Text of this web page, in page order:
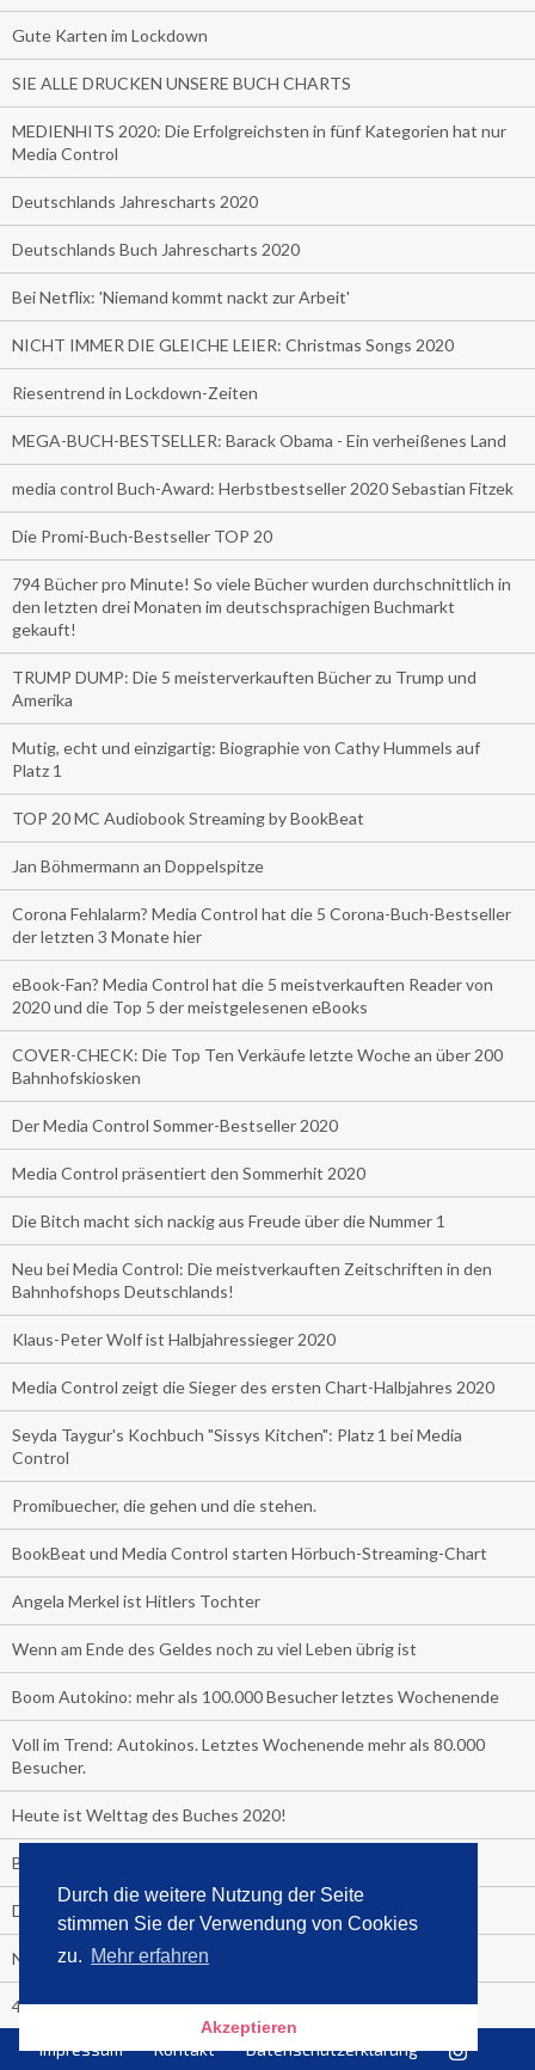
Durch die weitere Nutzung der Seite
stimmen Sie der Verwendung von Cookies
zu. Mehr erfahren
Akzeptieren
Gute Karten im Lockdown
SIE ALLE DRUCKEN UNSERE BUCH CHARTS
MEDIENHITS 2020: Die Erfolgreichsten in fünf Kategorien hat nur
Media Control
Deutschlands Jahrescharts 2020
Deutschlands Buch Jahrescharts 2020
Bei Netflix: 'Niemand kommt nackt zur Arbeit'
NICHT IMMER DIE GLEICHE LEIER: Christmas Songs 2020
Riesentrend in Lockdown-Zeiten
MEGA-BUCH-BESTSELLER: Barack Obama - Ein verheißenes Land
media control Buch-Award: Herbstbestseller 2020 Sebastian Fitzek
Die Promi-Buch-Bestseller TOP 20
794 Bücher pro Minute! So viele Bücher wurden durchschnittlich in
den letzten drei Monaten im deutschsprachigen Buchmarkt
gekauft!
TRUMP DUMP: Die 5 meisterverkauften Bücher zu Trump und
Amerika
Mutig, echt und einzigartig: Biographie von Cathy Hummels auf
Platz 1
TOP 20 MC Audiobook Streaming by BookBeat
Jan Böhmermann an Doppelspitze
Corona Fehlalarm? Media Control hat die 5 Corona-Buch-Bestseller
der letzten 3 Monate hier
eBook-Fan? Media Control hat die 5 meistverkauften Reader von
2020 und die Top 5 der meistgelesenen eBooks
COVER-CHECK: Die Top Ten Verkäufe letzte Woche an über 200
Bahnhofskiosken
Der Media Control Sommer-Bestseller 2020
Media Control präsentiert den Sommerhit 2020
Die Bitch macht sich nackig aus Freude über die Nummer 1
Neu bei Media Control: Die meistverkauften Zeitschriften in den
Bahnhofshops Deutschlands!
Klaus-Peter Wolf ist Halbjahressieger 2020
Media Control zeigt die Sieger des ersten Chart-Halbjahres 2020
Seyda Taygur's Kochbuch "Sissys Kitchen": Platz 1 bei Media
Control
Promibuecher, die gehen und die stehen.
BookBeat und Media Control starten Hörbuch-Streaming-Chart
Angela Merkel ist Hitlers Tochter
Wenn am Ende des Geldes noch zu viel Leben übrig ist
Boom Autokino: mehr als 100.000 Besucher letztes Wochenende
Voll im Trend: Autokinos. Letztes Wochenende mehr als 80.000
Besucher.
Heute ist Welttag des Buches 2020!
Bestseller im Lockdown
Das unglaubliche Hochbeet
Nr. 1 Gesundheit ist das Corona-Handbuch
4 Wochen Fastenzeit!
Sensationell: "Der ewige Faschismus"
Impressum Kontakt Datenschutzerklärung